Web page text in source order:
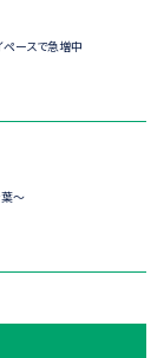
ースで急増中
～